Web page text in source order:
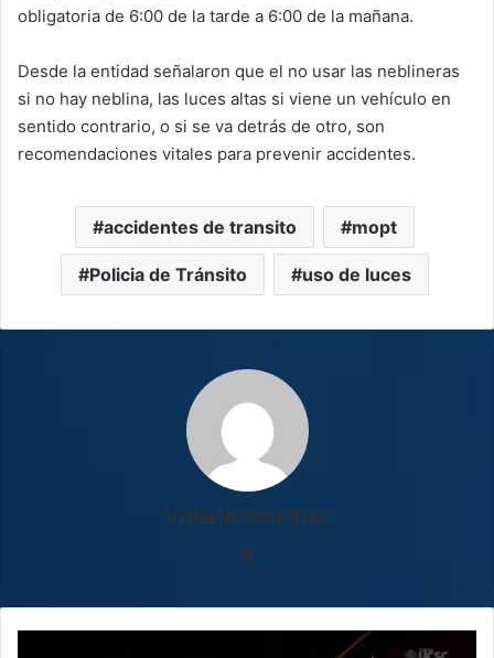
obligatoria de 6:00 de la tarde a 6:00 de la mañana.
Desde la entidad señalaron que el no usar las neblineras
si no hay neblina, las luces altas si viene un vehículo en
sentido contrario, o si se va detrás de otro, son
recomendaciones vitales para prevenir accidentes.
accidentes de transito mopt
Policia de Tránsito uso de luces
Valeria Sanchez